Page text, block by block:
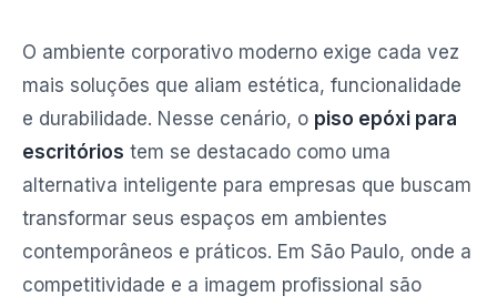
O ambiente corporativo moderno exige cada vez
mais soluções que aliam estética, funcionalidade
e durabilidade. Nesse cenário, o piso epóxi para
escritórios tem se destacado como uma
alternativa inteligente para empresas que buscam
transformar seus espaços em ambientes
contemporâneos e práticos. Em São Paulo, onde a
competitividade e a imagem profissional são